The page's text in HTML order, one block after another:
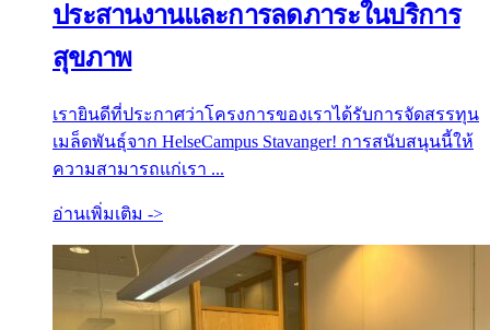
ประสานงานและการลดภาระในบริการ
สุขภาพ
เรายินดีที่ประกาศว่าโครงการของเราได้รับการจัดสรรทุน
เมล็ดพันธุ์จาก HelseCampus Stavanger! การสนับสนุนนี้ให้
ความสามารถแก่เรา ...
อ่านเพิ่มเติม ->